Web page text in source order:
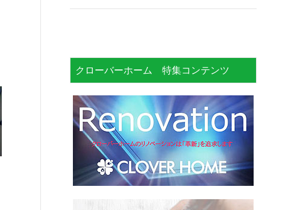
クローバーホーム 特集コンテンツ